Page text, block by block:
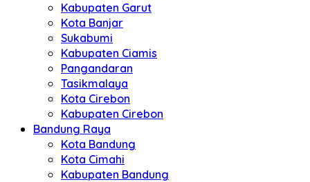
Kabupaten Garut
Kota Banjar
Sukabumi
Kabupaten Ciamis
Pangandaran
Tasikmalaya
Kota Cirebon
Kabupaten Cirebon
Bandung Raya
Kota Bandung
Kota Cimahi
Kabupaten Bandung